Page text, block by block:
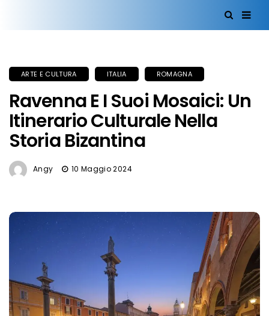
ARTE E CULTURA ITALIA ROMAGNA
Ravenna E I Suoi Mosaici: Un
Itinerario Culturale Nella
Storia Bizantina
Angy 10 Maggio 2024